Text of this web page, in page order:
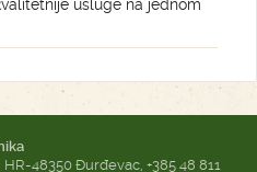
usluge na jednom
HR-48350 Đurđevac, +385 48 811